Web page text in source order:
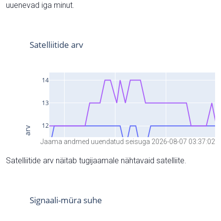
uuenevad iga minut.
Jaama andmed uuendatud seisuga 2026-08-07 03:37:02
Satelliitide arv näitab tugijaamale nähtavaid satelliite.